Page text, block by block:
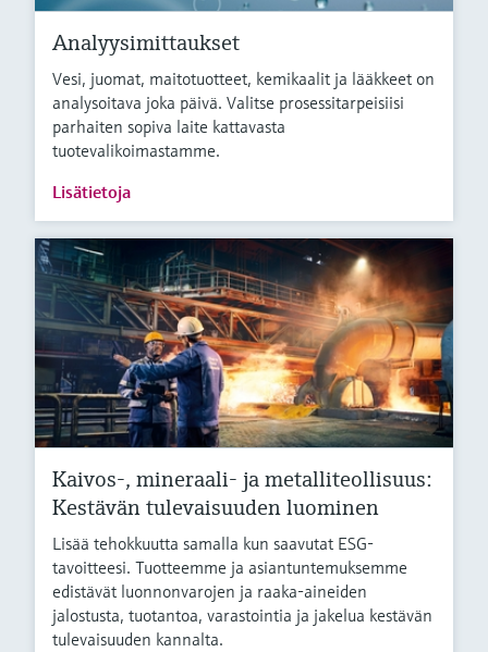
Analyysimittaukset
Vesi, juomat, maitotuotteet, kemikaalit ja lääkkeet on
analysoitava joka päivä. Valitse prosessitarpeisiisi
parhaiten sopiva laite kattavasta
tuotevalikoimastamme.
Lisätietoja
Kaivos-, mineraali- ja metalliteollisuus:
Kestävän tulevaisuuden luominen
Lisää tehokkuutta samalla kun saavutat ESG-
tavoitteesi. Tuotteemme ja asiantuntemuksemme
edistävät luonnonvarojen ja raaka-aineiden
jalostusta, tuotantoa, varastointia ja jakelua kestävän
tulevaisuuden kannalta.